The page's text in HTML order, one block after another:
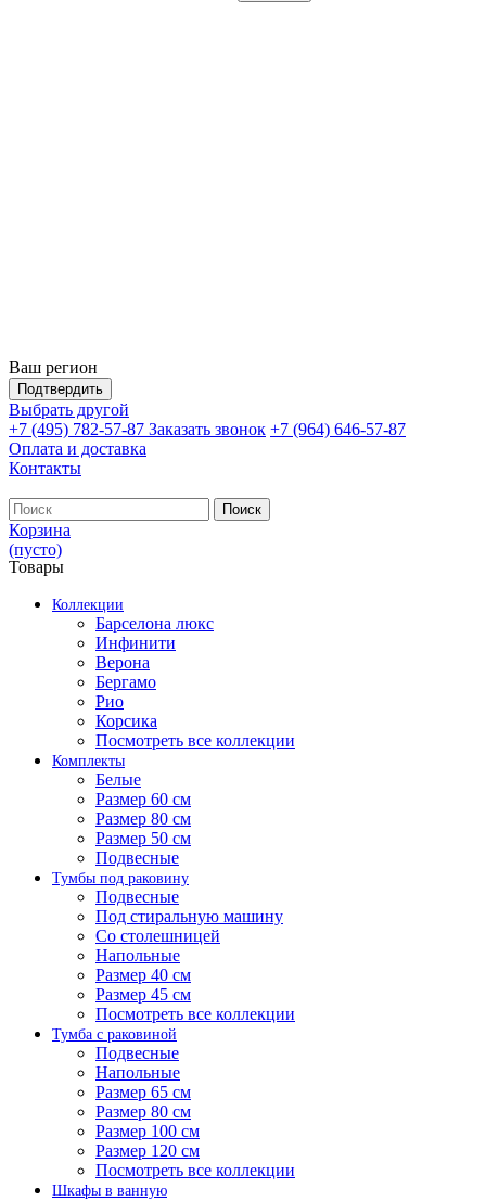
Ваш регион
Подтвердить
Выбрать другой
+7 (495) 782-57-87 Заказать звонок +7 (964) 646-57-87
Оплата и доставка
Контакты
Поиск
Корзина
(пусто)
Товары
Коллекции
Барселона люкс
Инфинити
Верона
Бергамо
Рио
Корсика
Посмотреть все коллекции
Комплекты
Белые
Размер 60 см
Размер 80 см
Размер 50 см
Подвесные
Тумбы под раковину
Подвесные
Под стиральную машину
Со столешницей
Напольные
Размер 40 см
Размер 45 см
Посмотреть все коллекции
Тумба с раковиной
Подвесные
Напольные
Размер 65 см
Размер 80 см
Размер 100 см
Размер 120 см
Посмотреть все коллекции
Шкафы в ванную